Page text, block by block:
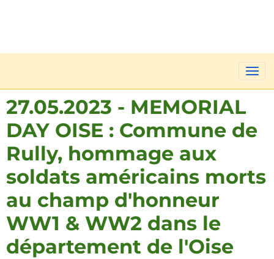
27.05.2023 - MEMORIAL
DAY OISE : Commune de
Rully, hommage aux
soldats américains morts
au champ d'honneur
WW1 & WW2 dans le
département de l'Oise